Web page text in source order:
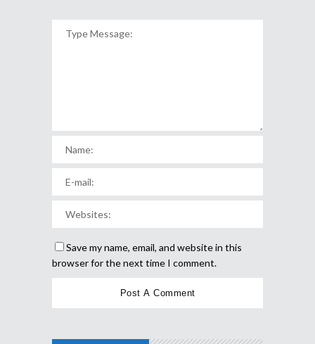
Save my name, email, and website in this
browser for the next time I comment.